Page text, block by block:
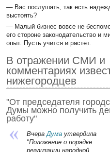
— Вас послушать, так есть
выстоять?
— Малый бизнес вовсе не
его стороне законодательство и
опыт. Пусть учится и растет.
В отражении СМИ и
комментариях
нижегородцев
"От председателя
Думы можно получить
работу"
ВчераДума утвердила
"Положение о порядке
реализации народной